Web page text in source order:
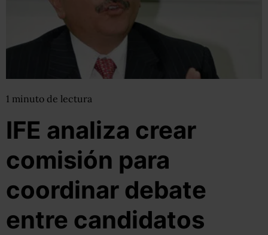
1 minuto de lectura
IFE analiza crear
comisión para
coordinar debate
entre candidatos